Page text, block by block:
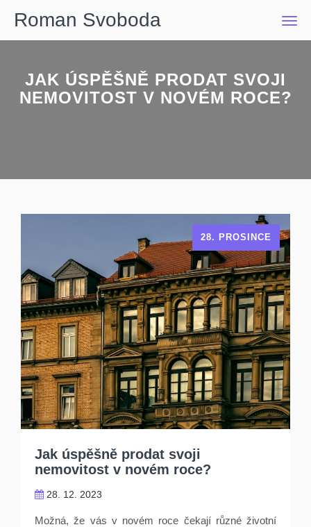
Roman Svoboda
JAK ÚSPĚŠNĚ PRODAT SVOJI
NEMOVITOST V NOVÉM ROCE?
Jak úspěšně prodat svoji
nemovitost v novém roce?
28. 12. 2023
28. PROSINCE
Možná, že vás v novém roce čekají různé životní